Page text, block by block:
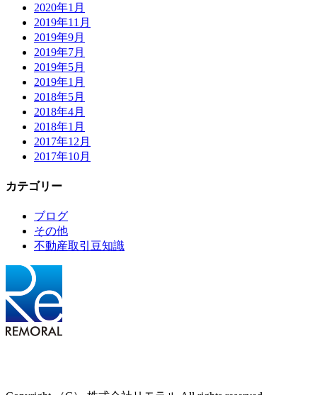
2020年1月
2019年11月
2019年9月
2019年7月
2019年5月
2019年1月
2018年5月
2018年4月
2018年1月
2017年12月
2017年10月
カテゴリー
ブログ
その他
不動産取引豆知識